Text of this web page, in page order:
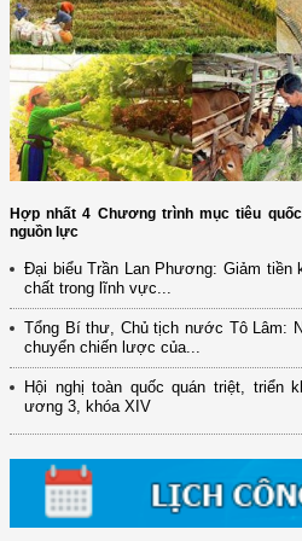
Hợp nhất 4 Chương trình mục tiêu
nguồn lực
Đại biểu Trần Lan Phương: Giảm tiền
chất trong lĩnh vực...
Tổng Bí thư, Chủ tịch nước Tô Lâm:
chuyển chiến lược của...
Hội nghị toàn quốc quán triệt, triển
ương 3, khóa XIV
(12/TB-HĐKH) V/v đăng ký, đề xuất
đổi mới ...
(898/KH/ĐCT) Kế hoạch thực hiện
31/10/2025 ...
(417/QĐ-BNNMT) Quyết định phê
xây dựng ...
(891/KH-ĐCT) Kế hoạch thực hiện
9/9/2025 của Bộ ...